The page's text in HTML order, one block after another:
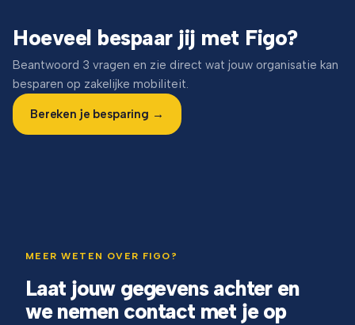
Hoeveel bespaar jij met Figo?
Beantwoord 3 vragen en zie direct wat jouw organisatie kan
besparen op zakelijke mobiliteit.
Bereken je besparing →
MEER WETEN OVER FIGO?
Laat jouw gegevens achter en
we nemen contact met je op